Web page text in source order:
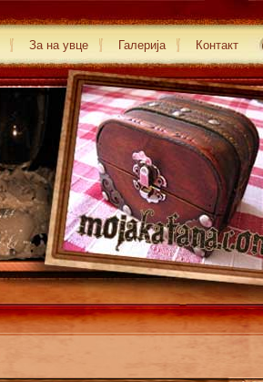
За на увце Галерија Контакт